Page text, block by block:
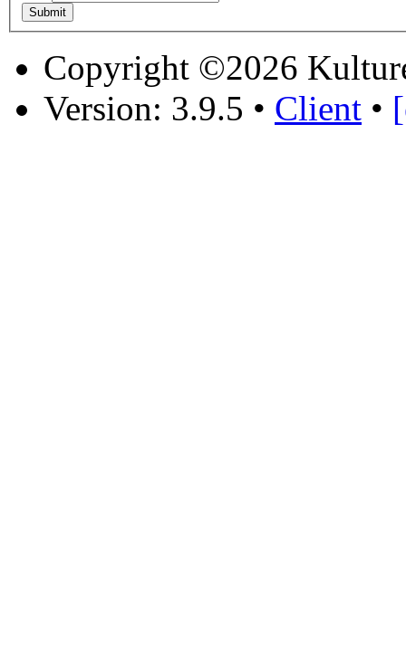
Copyright ©2026
Version: 3.9.5 • Client •